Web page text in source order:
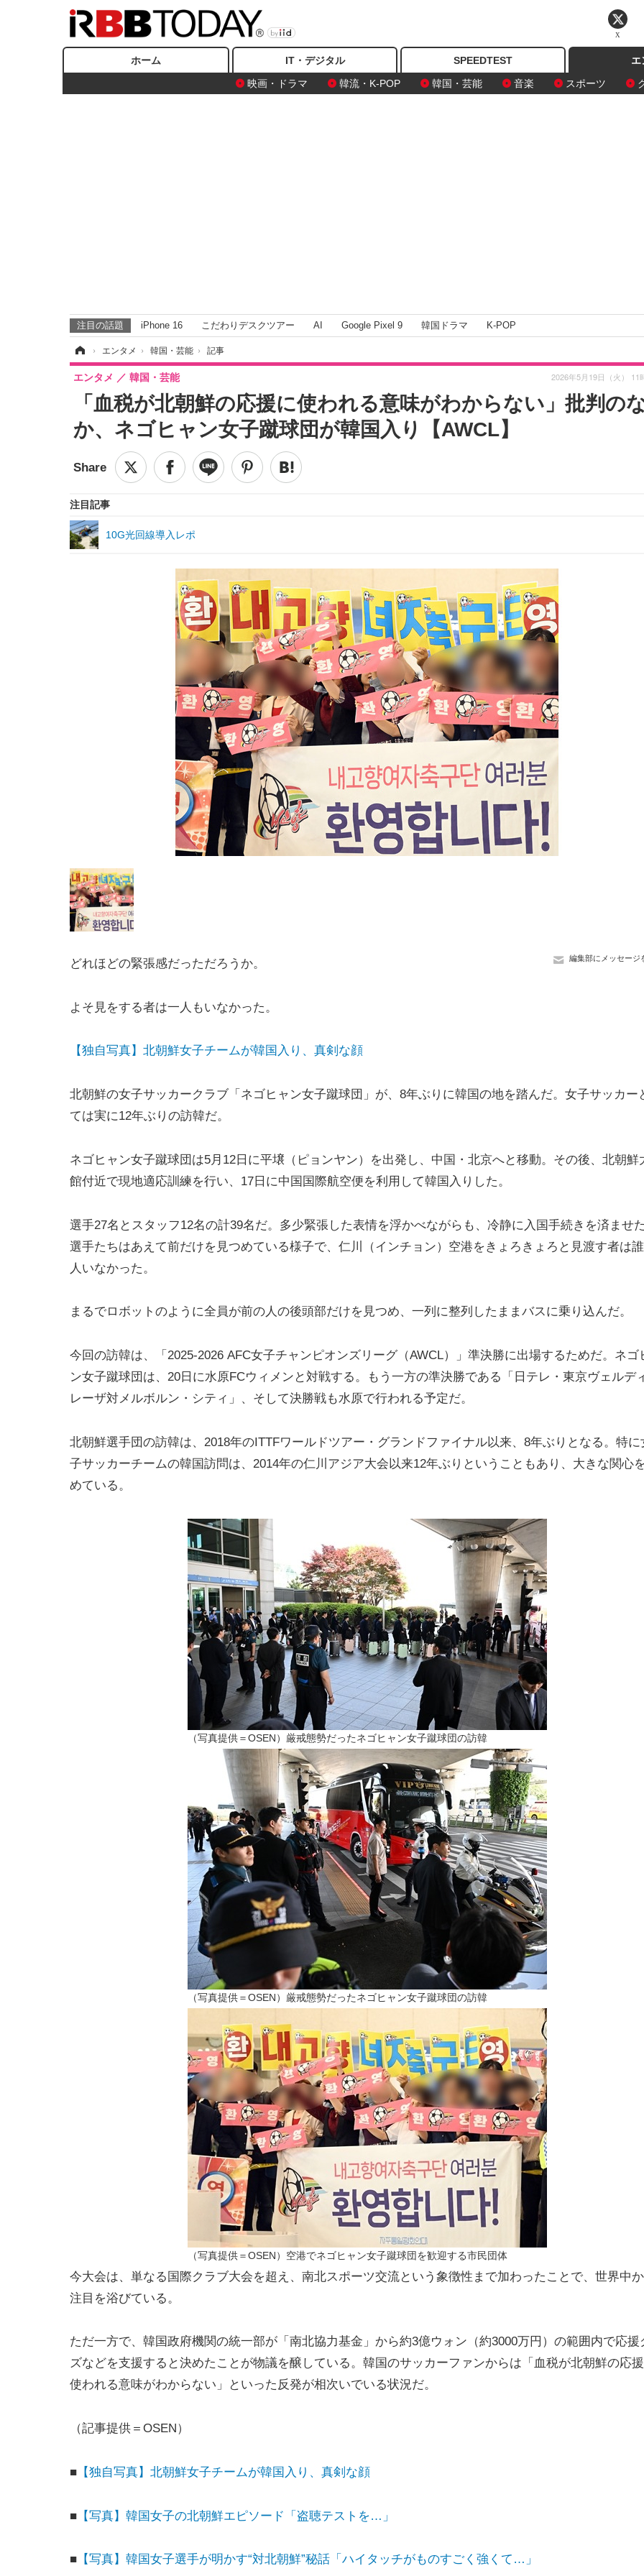
ホーム IT・デジタル SPEEDTEST
エ
映画・ドラマ
韓流・K-POP 韓国・芸能 音楽 スポーツ
注目の話題 iPhone 16 こだわりデスクツアー AI Google Pixel 9 韓国ドラマ K-POP
› エンタメ › 韓国・芸能 › 記事
「血税が北朝鮮の応援に使われる意味がわからない」批判の
か、ネゴヒャン女子蹴球団が韓国入り【AWCL】
エンタメ 韓国・芸能 2026年5月19日（火） 11
注目記事
10G光回線導入レポ
編集部にメッセージ
どれほどの緊張感だっただろうか。
よそ見をする者は一人もいなかった。
【独自写真】北朝鮮女子チームが韓国入り、真剣な顔
北朝鮮の女子サッカークラブ「ネゴヒャン女子蹴球団」が、8年ぶりに韓国の地を踏んだ。女子サッカー
ては実に12年ぶりの訪韓だ。
ネゴヒャン女子蹴球団は5月12日に平壌（ピョンヤン）を出発し、中国・北京へと移動。その後、北朝鮮
館付近で現地適応訓練を行い、17日に中国国際航空便を利用して韓国入りした。
選手27名とスタッフ12名の計39名だ。多少緊張した表情を浮かべながらも、冷静に入国手続きを済ませた
選手たちはあえて前だけを見つめている様子で、仁川（インチョン）空港をきょろきょろと見渡す者は
人いなかった。
まるでロボットのように全員が前の人の後頭部だけを見つめ、一列に整列したままバスに乗り込んだ。
今回の訪韓は、「2025-2026 AFC女子チャンピオンズリーグ（AWCL）」準決勝に出場するためだ。ネゴ
ン女子蹴球団は、20日に水原FCウィメンと対戦する。もう一方の準決勝である「日テレ・東京ヴェルデ
レーザ対メルボルン・シティ」、そして決勝戦も水原で行われる予定だ。
北朝鮮選手団の訪韓は、2018年のITTFワールドツアー・グランドファイナル以来、8年ぶりとなる。特に
子サッカーチームの韓国訪問は、2014年の仁川アジア大会以来12年ぶりということもあり、大きな関心
めている。
（写真提供＝OSEN）厳戒態勢だったネゴヒャン女子蹴球団の訪韓
（写真提供＝OSEN）厳戒態勢だったネゴヒャン女子蹴球団の訪韓
（写真提供＝OSEN）空港でネゴヒャン女子蹴球団を歓迎する市民団体
今大会は、単なる国際クラブ大会を超え、南北スポーツ交流という象徴性まで加わったことで、世界中
注目を浴びている。
ただ一方で、韓国政府機関の統一部が「南北協力基金」から約3億ウォン（約3000万円）の範囲内で応援
ズなどを支援すると決めたことが物議を醸している。韓国のサッカーファンからは「血税が北朝鮮の応
使われる意味がわからない」といった反発が相次いでいる状況だ。
（記事提供＝OSEN）
■ 【独自写真】北朝鮮女子チームが韓国入り、真剣な顔
■ 【写真】韓国女子の北朝鮮エピソード「盗聴テストを…」
■ 【写真】韓国女子選手が明かす“対北朝鮮”秘話「ハイタッチがものすごく強くて…」
X